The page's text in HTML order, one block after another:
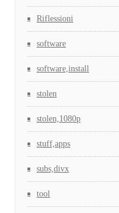
Riflessioni
software
software,install
stolen
stolen,1080p
stuff,apps
subs,divx
tool